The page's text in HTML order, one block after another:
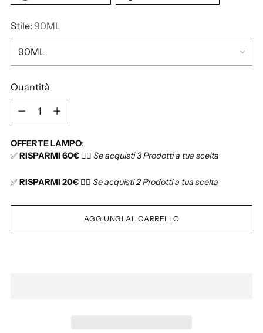
z
o
d
l
s
o
Stile: 90ML
Quantità
n
t
à
OFFERTE LAMPO:
✅RISPARMI 60€ 👉🏻 Se acquisti 3 Prodotti a tua scelta
✅RISPARMI 20€ 👉🏻 Se acquisti 2 Prodotti a tua scelta
AGGIUNGI AL CARRELLO